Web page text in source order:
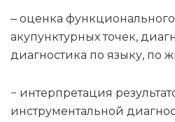
‒ оценка
акупунктурных точек,
диагностика по языку, по
− интерпретация
инструментальной